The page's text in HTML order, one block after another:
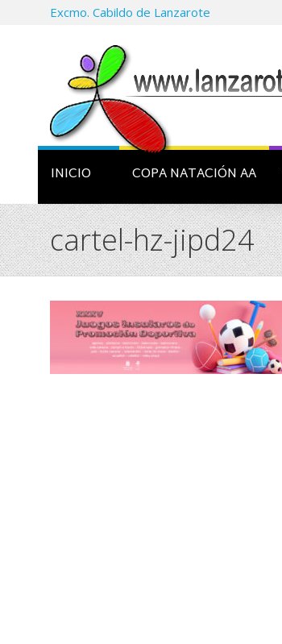
Excmo. Cabildo de Lanzarote
INICIO COPA NATACIÓN AA
cartel-hz-jipd24